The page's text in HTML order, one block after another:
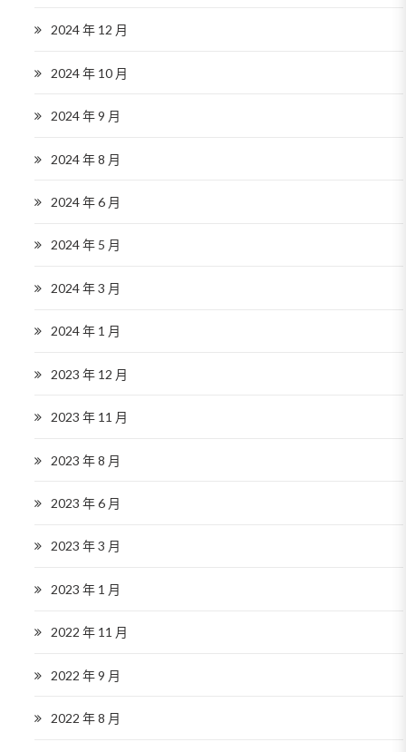
2024 年 12 月
2024 年 10 月
2024 年 9 月
2024 年 8 月
2024 年 6 月
2024 年 5 月
2024 年 3 月
2024 年 1 月
2023 年 12 月
2023 年 11 月
2023 年 8 月
2023 年 6 月
2023 年 3 月
2023 年 1 月
2022 年 11 月
2022 年 9 月
2022 年 8 月